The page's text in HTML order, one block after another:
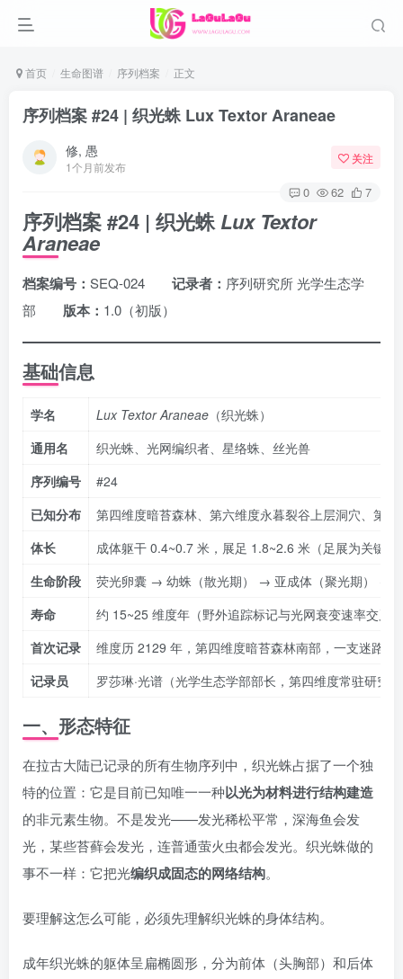
首页 生命图谱 序列档案 正文
序列档案 #24 | 织光蛛 Lux Textor Araneae
修, 愚
1个月前发布
关注
0 62 7
序列档案 #24 | 织光蛛Lux Textor
Araneae
档案编号： SEQ-024 记录者： 序列研究所 光学生态学
部 版本： 1.0（初版）
基础信息
学名 Lux Textor Araneae （织光蛛）
通用名
织光蛛、光网编织者、星络蛛、丝光兽
序列编号
#24
已知分布
第四维度暗苔森林、第六维度永暮裂谷上层洞穴、第
体长
成体躯干 0.4~0.7 米，展足 1.8~2.6 米（足展为关键功
生命阶段
荧光卵囊 → 幼蛛（散光期） → 亚成体（聚光期） →
寿命
约 15~25 维度年（野外追踪标记与光网衰变速率交叉
首次记录
维度历 2129 年，第四维度暗苔森林南部，一支迷路
记录员
罗莎琳·光谱（光学生态学部部长，第四维度常驻研究
一、形态特征
在拉古大陆已记录的所有生物序列中，织光蛛占据了一个独
特的位置：它是目前已知唯一一种以光为材料进行结构建造
的非元素生物。不是发光——发光稀松平常，深海鱼会发
光，某些苔藓会发光，连普通萤火虫都会发光。织光蛛做的
事不一样：它把光编织成固态的网络结构。
要理解这怎么可能，必须先理解织光蛛的身体结构。
成年织光蛛的躯体呈扁椭圆形，分为前体（头胸部）和后体